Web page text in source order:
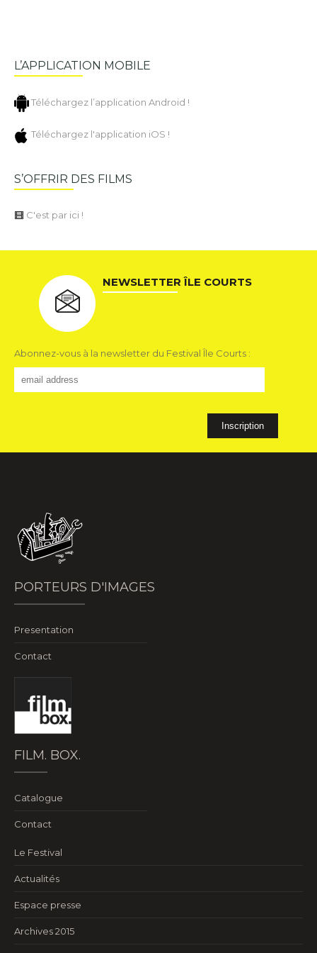
L’APPLICATION MOBILE
Téléchargez l’application Android !
Téléchargez l'application iOS !
S’OFFRIR DES FILMS
C'est par ici !
NEWSLETTER ÎLE COURTS
Abonnez-vous à la newsletter du Festival Île Courts :
PORTEURS D'IMAGES
Presentation
Contact
FILM. BOX.
Catalogue
Contact
Le Festival
Actualités
Espace presse
Archives 2015